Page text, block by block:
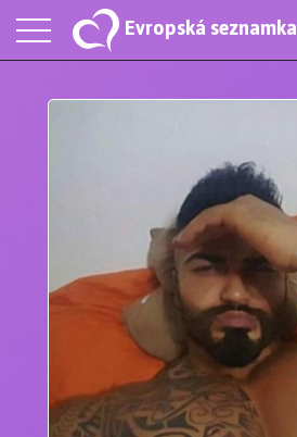
Evropská seznamka